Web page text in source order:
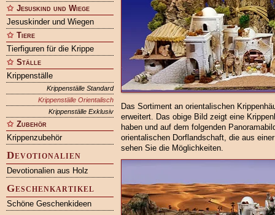
Jesuskind und Wiege
Jesuskinder und Wiegen
Tiere
Tierfiguren für die Krippe
Ställe
Krippenställe
Krippenställe Standard
Krippenställe Orientalisch
Krippenställe Exklusiv
Zubehör
Krippenzubehör
Devotionalien
Devotionalien aus Holz
Geschenkartikel
Schöne Geschenkideen
Das Sortiment an orientalischen
erweitert. Das obige Bild zeigt eine
haben und auf dem folgenden
orientalischen Dorflandschaft, die aus
sehen Sie die Möglichkeiten.